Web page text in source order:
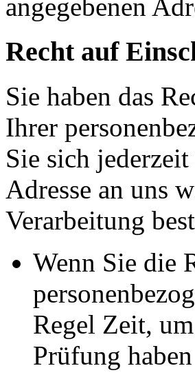
angegebenen
Recht auf
Sie haben das
Ihrer
Sie sich
Adresse an uns
Verarbeitung
Wenn Sie die
Regel Zeit,
Prüfung